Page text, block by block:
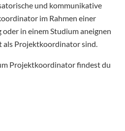
und kommunikative
im Rahmen einer
in einem Studium aneignen
als Projektkoordinator sind.
Projektkoordinator findest du